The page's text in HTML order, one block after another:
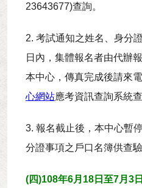
23643677)查詢。
2. 考試通知之姓名、身分
日內，集體報名者由代辦
本中心，傳真完成後請來
心網站應考資訊查詢系統
3. 報名截止後，本中心暫
分證事項之戶口名簿供查驗
(四)108年6月18日至7月3